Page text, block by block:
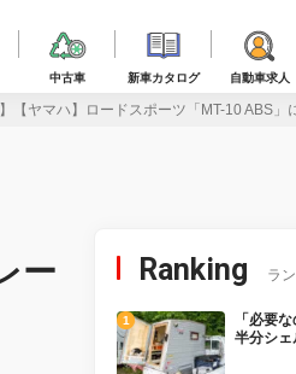
中古車 新車カタログ 自動車求人
【ヤマハ】ロードスポーツ「MT-10 ABS」
ー
Ranking ラ
「必要
半分シェ